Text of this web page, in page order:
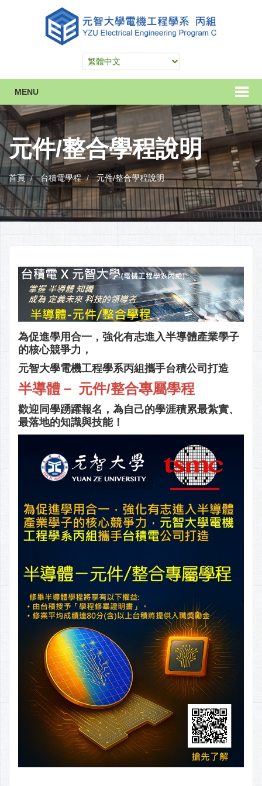
MENU
元件/整合學程說明
首頁 台積電學程 元件/整合學程說明
為促進學用合一，強化有志進入半導體產業學子
的核心競爭力，
元智大學電機工程學系丙組攜手台積公司打造
半導體－ 元件/整合專屬學程
歡迎同學踴躍報名，為自己的學涯積累最紮實、
最落地的知識與技能！